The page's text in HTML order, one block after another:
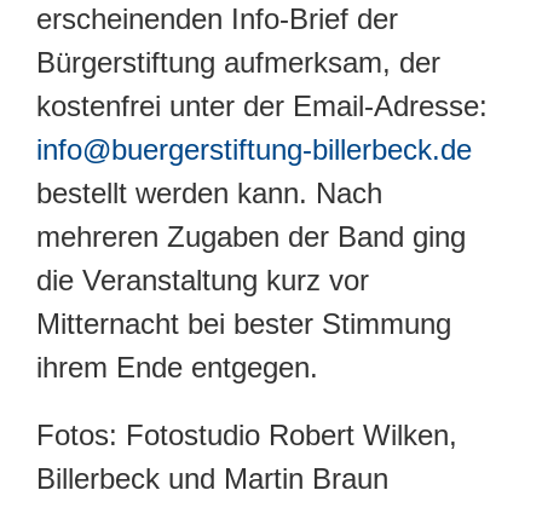
erscheinenden Info-Brief der
Bürgerstiftung aufmerksam, der
kostenfrei unter der Email-Adresse:
info@buergerstiftung-billerbeck.de
bestellt werden kann. Nach
mehreren Zugaben der Band ging
die Veranstaltung kurz vor
Mitternacht bei bester Stimmung
ihrem Ende entgegen.
Fotos: Fotostudio Robert Wilken,
Billerbeck und Martin Braun